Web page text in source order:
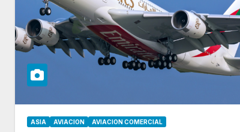
ASIA AVIACION AVIACION COMERCIAL